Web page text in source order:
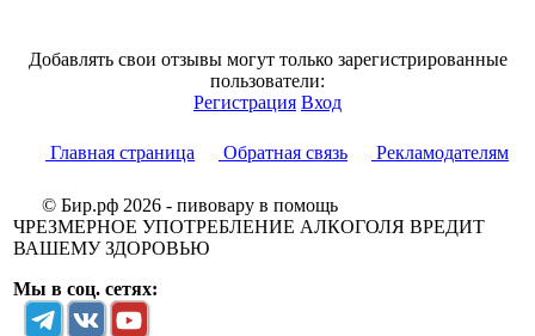
Добавлять свои отзывы могут только зарегистрированные
пользователи:
Регистрация Вход
Главная страница Обратная связь Рекламодателям
© Бир.рф 2026 - пивовару в помощь
ЧРЕЗМЕРНОЕ УПОТРЕБЛЕНИЕ АЛКОГОЛЯ ВРЕДИТ
ВАШЕМУ ЗДОРОВЬЮ
Мы в соц. сетях: